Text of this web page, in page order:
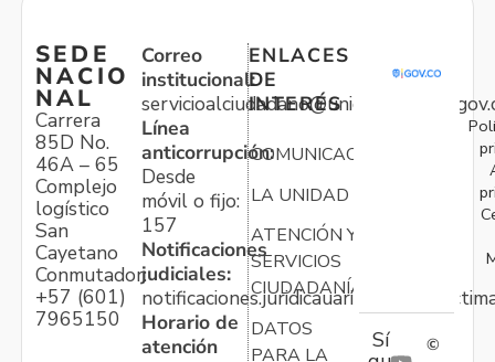
SEDE
NACIO
NAL
Carrera
85D No.
46A – 65
Complejo
logístico
San
Cayetano
Conmutador:
+57 (601)
7965150
Correo
institucional:
Línea
anticorrupción:
Desde
móvil o fijo:
157
Notificaciones
judiciales:
Horario de
atención
ENLACES
DE
INTERÉS
COMUNICACIONES
LA UNIDAD
ATENCIÓN Y
SERVICIOS
CIUDADANÍA
DATOS
PARA LA
Sí
©